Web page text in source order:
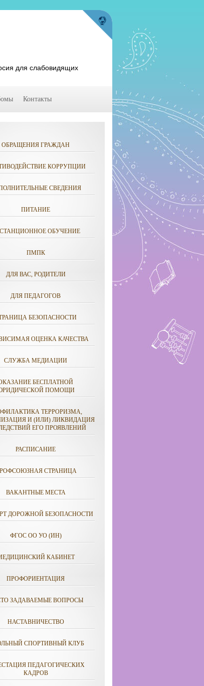
ОБРАЩЕНИЯ ГРАЖДАН
КОРРУПЦИИ
СВЕДЕНИЯ
ПИТАНИЕ
ОБУЧЕНИЕ
ПМПК
ДЛЯ ВАС, РОДИТЕЛИ
ДЛЯ ПЕДАГОГОВ
БЕЗОПАСНОСТИ
ОЦЕНКА КАЧЕСТВА
СЛУЖБА МЕДИАЦИИ
БЕСПЛАТНОЙ
ПОМОЩИ
ТЕРРОРИЗМА,
И (ИЛИ) ЛИКВИДАЦИЯ
ЕГО ПРОЯВЛЕНИЙ
РАСПИСАНИЕ
СТРАНИЦА
ВАКАНТНЫЕ МЕСТА
ДОРОЖНОЙ БЕЗОПАСНОСТИ
ФГОС ОО УО (ИН)
КАБИНЕТ
ПРОФОРИЕНТАЦИЯ
ЗАДАВАЕМЫЕ ВОПРОСЫ
НАСТАВНИЧЕСТВО
СПОРТИВНЫЙ КЛУБ
ПЕДАГОГИЧЕСКИХ
КАДРОВ
для слабовидящих
Контакты